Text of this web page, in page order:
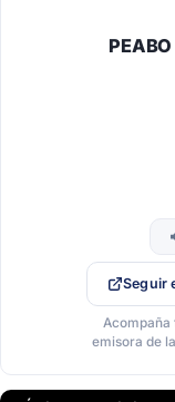
Seguir
Acompaña
emisora de